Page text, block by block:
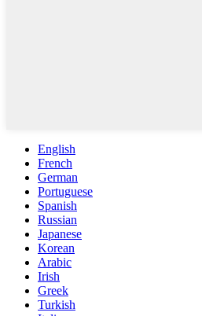
English
French
German
Portuguese
Spanish
Russian
Japanese
Korean
Arabic
Irish
Greek
Turkish